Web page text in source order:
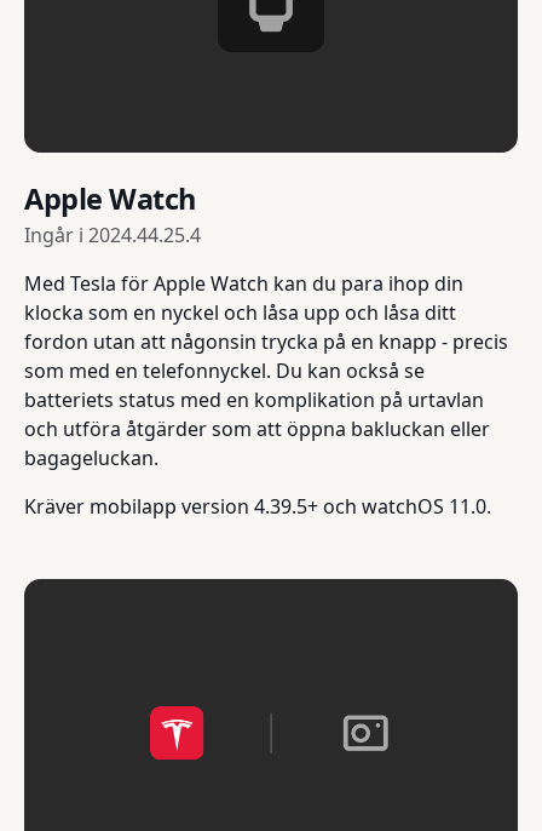
Apple Watch
Ingår i 2024.44.25.4
Med Tesla för Apple Watch kan du para ihop din
klocka som en nyckel och låsa upp och låsa ditt
fordon utan att någonsin trycka på en knapp - precis
som med en telefonnyckel. Du kan också se
batteriets status med en komplikation på urtavlan
och utföra åtgärder som att öppna bakluckan eller
bagageluckan.
Kräver mobilapp version 4.39.5+ och watchOS 11.0.